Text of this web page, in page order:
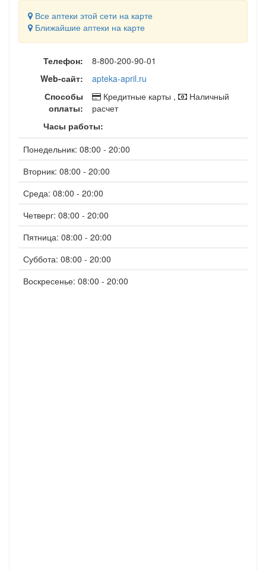
Все аптеки этой сети на карте
Ближайшие аптеки на карте
Телефон:
8-800-200-90-01
Web-сайт:
apteka-april.ru
Способы
оплаты:
Кредитные карты ,
Наличный
расчет
Часы работы:
Понедельник: 08:00 - 20:00
Вторник: 08:00 - 20:00
Среда: 08:00 - 20:00
Четверг: 08:00 - 20:00
Пятница: 08:00 - 20:00
Суббота: 08:00 - 20:00
Воскресенье: 08:00 - 20:00